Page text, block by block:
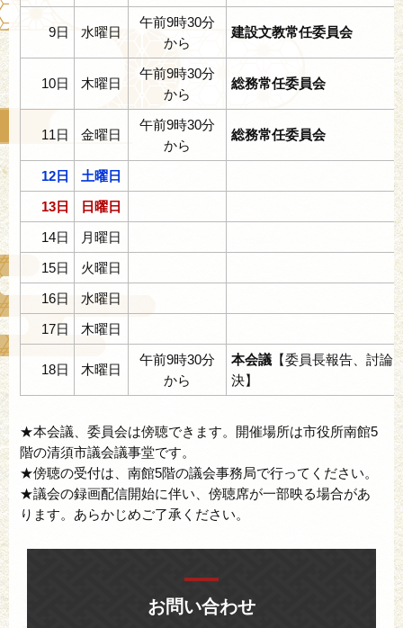
9日 水曜日
午前9時30分
から
建設文教常任委員会
10日 木曜日
午前9時30分
から
総務常任委員会
11日 金曜日
午前9時30分
から
総務常任委員会
12日
土曜日
13日
日曜日
14日
月曜日
15日
火曜日
16日
水曜日
17日
木曜日
18日 木曜日
午前9時30分
から
本会議 【委員長報告、討論
決】
★本会議、委員会は傍聴できます。開催場所は市役所南館5
階の清須市議会議事堂です。
★傍聴の受付は、南館5階の議会事務局で行ってください。
★議会の録画配信開始に伴い、傍聴席が一部映る場合があ
ります。あらかじめご了承ください。
お問い合わせ